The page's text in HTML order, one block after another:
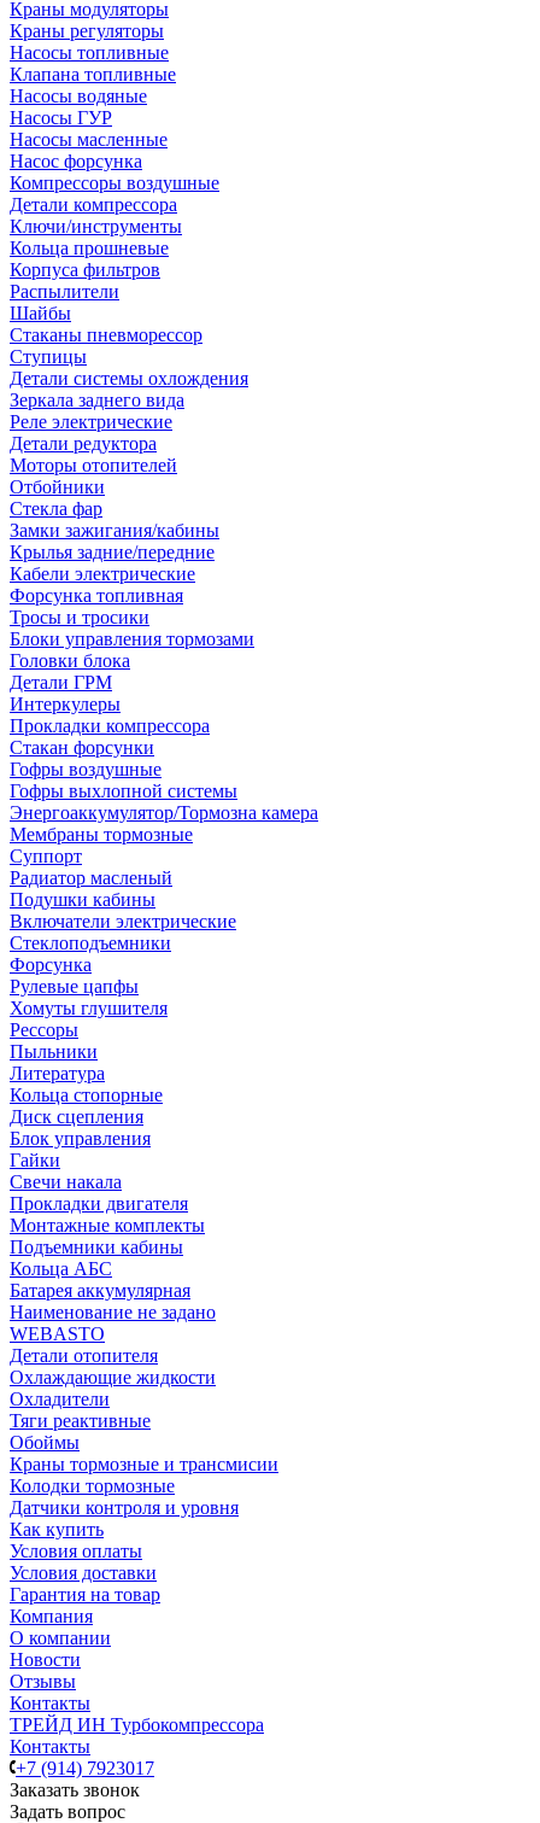
Краны модуляторы
Краны регуляторы
Насосы топливные
Клапана топливные
Насосы водяные
Насосы ГУР
Насосы масленные
Насос форсунка
Компрессоры воздушные
Детали компрессора
Ключи/инструменты
Кольца прошневые
Корпуса фильтров
Распылители
Шайбы
Стаканы пневморессор
Ступицы
Детали системы охлождения
Зеркала заднего вида
Реле электрические
Детали редуктора
Моторы отопителей
Отбойники
Стекла фар
Замки зажигания/кабины
Крылья задние/передние
Кабели электрические
Форсунка топливная
Тросы и тросики
Блоки управления тормозами
Головки блока
Детали ГРМ
Интеркулеры
Прокладки компрессора
Стакан форсунки
Гофры воздушные
Гофры выхлопной системы
Энергоаккумулятор/Тормозна камера
Мембраны тормозные
Суппорт
Радиатор масленый
Подушки кабины
Включатели электрические
Стеклоподъемники
Форсунка
Рулевые цапфы
Хомуты глушителя
Рессоры
Пыльники
Литература
Кольца стопорные
Диск сцепления
Блок управления
Гайки
Свечи накала
Прокладки двигателя
Монтажные комплекты
Подъемники кабины
Кольца АБС
Батарея аккумулярная
Наименование не задано
WEBASTO
Детали отопителя
Охлаждающие жидкости
Охладители
Тяги реактивные
Обоймы
Краны тормозные и трансмисии
Колодки тормозные
Датчики контроля и уровня
Как купить
Условия оплаты
Условия доставки
Гарантия на товар
Компания
О компании
Новости
Отзывы
Контакты
ТРЕЙД ИН Турбокомпрессора
Контакты
+7 (914) 7923017
Заказать звонок
Задать вопрос